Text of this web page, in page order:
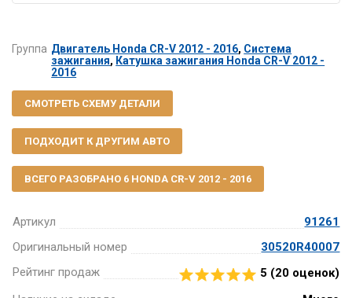
Артикул
91261
Оригинальный номер
30520R40007
Рейтинг продаж
5 (20 оценок)
Группа Двигатель Honda CR-V 2012 - 2016, Система
зажигания, Катушка зажигания Honda CR-V 2012 -
2016
СМОТРЕТЬ СХЕМУ ДЕТАЛИ
ПОДХОДИТ К ДРУГИМ АВТО
ВСЕГО РАЗОБРАНО 6 HONDA CR-V 2012 - 2016